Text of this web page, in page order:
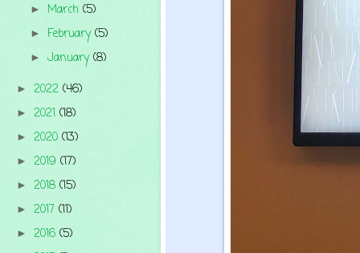
► March (5)
► February(5)
► January(8)
► 2022 (46)
► 2021 (18)
► 2020 (13)
► 2019 (17)
► 2018 (15)
► 2017 (11)
► 2016 (5)